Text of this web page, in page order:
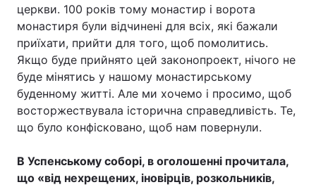
Техно і зв'язок Лайт
Зброя Інциденти
Здоров'я Туризм
Цікавинки Погода
Екологія Регіони
Лонгріди
церкви. 100 років тому монастир і ворота
монастиря були відчинені для всіх, які бажали
приїхати, прийти для того, щоб помолитись.
Якщо буде прийнято цей законопроект, нічого не
буде мінятись у нашому монастирському
буденному житті. Але ми хочемо і просимо, щоб
восторжествувала історична справедливість. Те,
що було конфісковано, щоб нам повернули.
В Успенському соборі, в оголошенні прочитала,
що «від нехрещених, іновірців, розкольників,